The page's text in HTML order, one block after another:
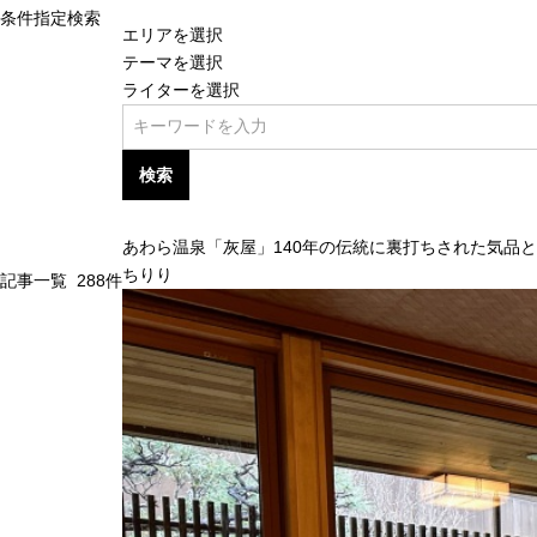
条件指定検索
エリアを選択
テーマを選択
ライターを選択
検索
記事一覧 288件
あわら温泉「灰屋」140年の伝統に裏打ちされた気品
ちりり